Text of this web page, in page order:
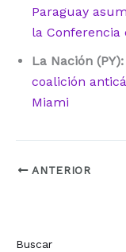
Paraguay
la Conferencia
La Nación (PY):
coalición
Miami
ANTERIOR
Buscar